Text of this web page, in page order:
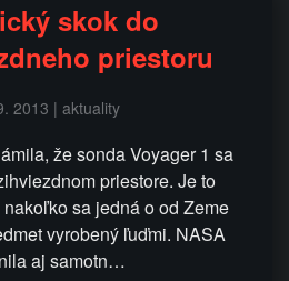
skok do
priestoru
2013 | aktuality
že sonda Voyager 1 sa
priestore. Je to
sa jedná o od Zeme
vyrobený ľuďmi. NASA
aj samotn…